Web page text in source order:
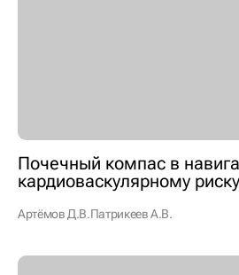
Почечный компас в
кардиоваскулярному риску
Артёмов Д.В.Патрикеев А.В.